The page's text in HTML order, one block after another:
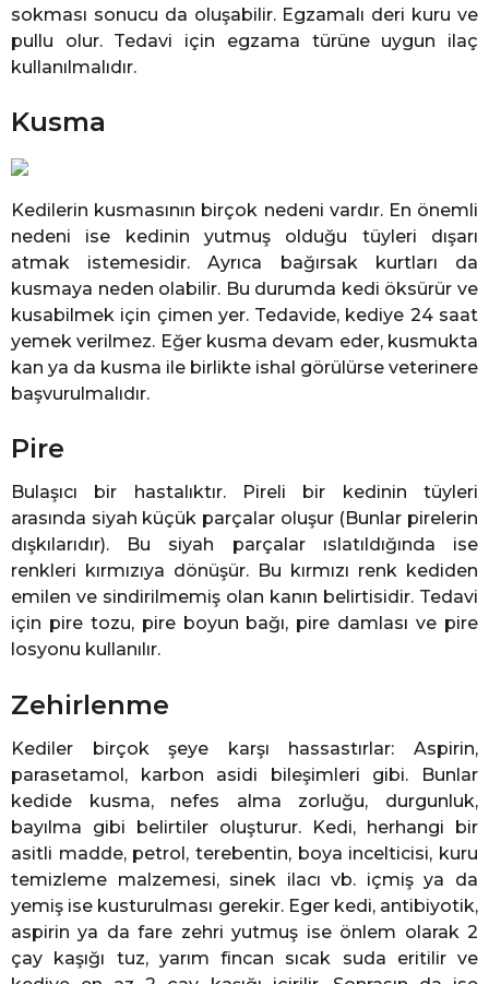
sokması sonucu da oluşabilir. Egzamalı deri kuru ve
pullu olur. Tedavi için egzama türüne uygun ilaç
kullanılmalıdır.
Kusma
Kedilerin kusmasının birçok nedeni vardır. En önemli
nedeni ise kedinin yutmuş olduğu tüyleri dışarı
atmak istemesidir. Ayrıca bağırsak kurtları da
kusmaya neden olabilir. Bu durumda kedi öksürür ve
kusabilmek için çimen yer. Tedavide, kediye 24 saat
yemek verilmez. Eğer kusma devam eder, kusmukta
kan ya da kusma ile birlikte ishal görülürse veterinere
başvurulmalıdır.
Pire
Bulaşıcı bir hastalıktır. Pireli bir kedinin tüyleri
arasında siyah küçük parçalar oluşur (Bunlar pirelerin
dışkılarıdır). Bu siyah parçalar ıslatıldığında ise
renkleri kırmızıya dönüşür. Bu kırmızı renk kediden
emilen ve sindirilmemiş olan kanın belirtisidir. Tedavi
için pire tozu, pire boyun bağı, pire damlası ve pire
losyonu kullanılır.
Zehirlenme
Kediler birçok şeye karşı hassastırlar: Aspirin,
parasetamol, karbon asidi bileşimleri gibi. Bunlar
kedide kusma, nefes alma zorluğu, durgunluk,
bayılma gibi belirtiler oluşturur. Kedi, herhangi bir
asitli madde, petrol, terebentin, boya incelticisi, kuru
temizleme malzemesi, sinek ilacı vb. içmiş ya da
yemiş ise kusturulması gerekir. Eger kedi, antibiyotik,
aspirin ya da fare zehri yutmuş ise önlem olarak 2
çay kaşığı tuz, yarım fincan sıcak suda eritilir ve